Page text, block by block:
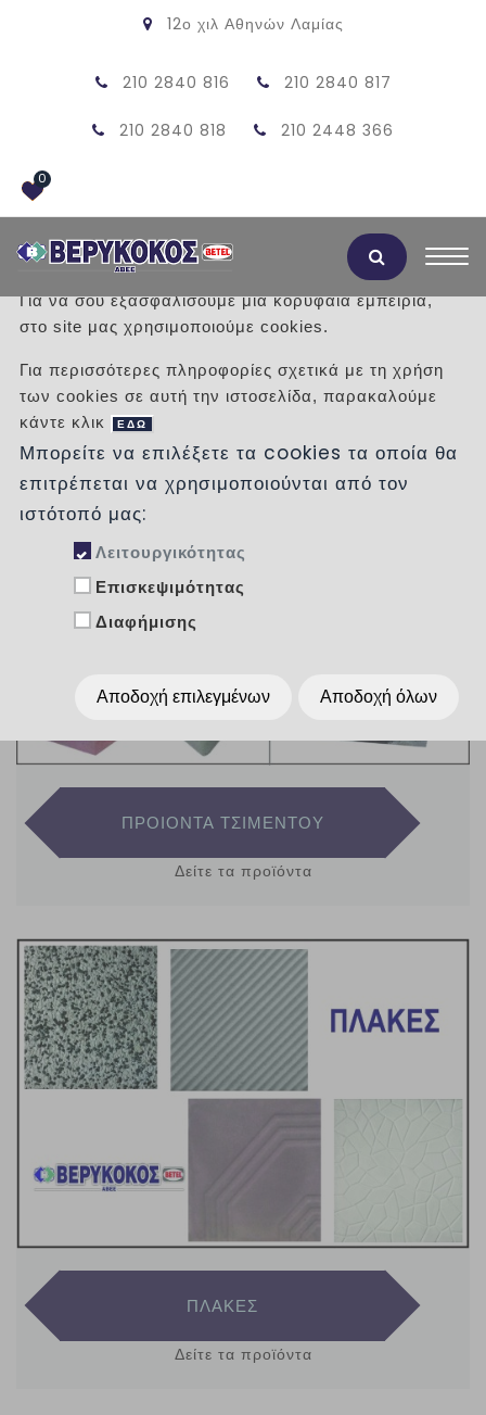
12ο χιλ Αθηνών Λαμίας
210 2840 816 210 2840 817
210 2840 818 210 2448 366
0
/ Προϊόντα /
ΠΡΟΙΟΝΤΑ ΤΣΙΜΕΝΤΟΥ
Δείτε τα προϊόντα
ΠΛΑΚΕΣ
Δείτε τα προϊόντα
Αποδοχή Cookies
Για να σου εξασφαλίσουμε μια κορυφαία εμπειρία,
στο site μας χρησιμοποιούμε cookies.
Για περισσότερες πληροφορίες σχετικά με τη χρήση
των cookies σε αυτή την ιστοσελίδα, παρακαλούμε
κάντε κλικ
ΕΔΩ
Μπορείτε να επιλέξετε τα cookies τα οποία θα
επιτρέπεται να χρησιμοποιούνται από τον
ιστότοπό μας:
Λειτουργικότητας
Επισκεψιμότητας
Διαφήμισης
Αποδοχή επιλεγμένων Αποδοχή όλων